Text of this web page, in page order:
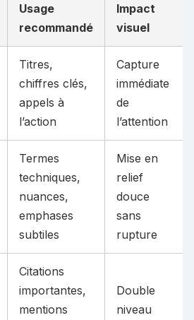
Usage
recommandé
Impact
visuel
Titres,
chiffres clés,
appels à
l’action
Capture
immédiate
de
l’attention
Termes
techniques,
nuances,
emphases
subtiles
Mise en
relief
douce
sans
rupture
Citations
importantes,
mentions
Double
niveau